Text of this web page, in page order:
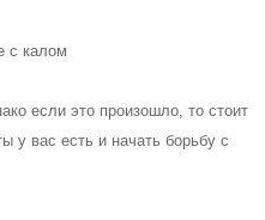
с калом
если это произошло, то стоит
у вас есть и начать борьбу с